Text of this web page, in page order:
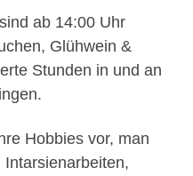
ab 14:00 Uhr
Glühwein &
Stunden in und an
Hobbies vor, man